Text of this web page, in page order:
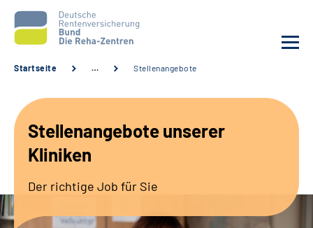
Unsere Kliniken
Startseite … Stellenangebote
Stellenangebote unserer
Kliniken
Der richtige Job für Sie